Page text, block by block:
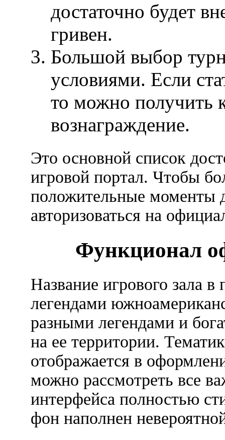
достаточно будет
гривен.
Большой выбор
условиями. Если
то можно получить
вознаграждение.
Это основной список
игровой портал. Чтобы
положительные моменты
авторизоваться на
Функционал
Название игрового зала в
легендами
разными легендами и
на ее территории.
отображается в
можно рассмотреть все
интерфейса полностью
фон наполнен